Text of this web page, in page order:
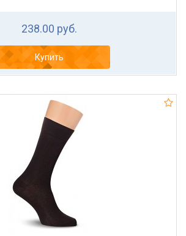
238.00 руб.
Купить